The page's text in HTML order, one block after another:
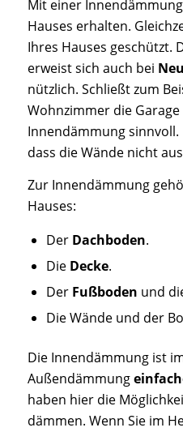
Mit einer
Hauses erhalten.
Ihres Hauses geschützt.
erweist sich auch bei
nützlich. Schließt zum
Wohnzimmer die
Innendämmung
dass die Wände nicht
Zur Innendämmung
Hauses:
Der Dachboden.
Die Decke.
Der Fußboden und
Die Wände und der
Die Innendämmung ist
Außendämmung
haben hier die
dämmen. Wenn Sie im